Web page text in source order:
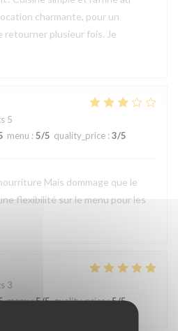
charmante, pour un
retourner plusieur fois. Je
5
menu : 5/5 quality_price : 3/5
Mais dommage que le
flexibilité sur le menu pour les
3
menu:5/5 quality_price:5/5